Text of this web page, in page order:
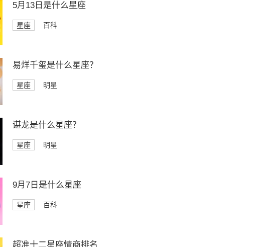
5月13日是什么星座
星座 百科
易烊千玺是什么星座？
星座 明星
谌龙是什么星座？
星座 明星
9月7日是什么星座
星座 百科
超准十二星座情商排名